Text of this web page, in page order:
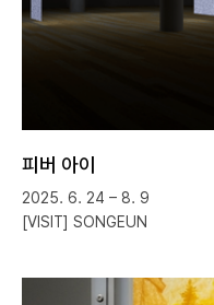
피버 아이
2025. 6. 24 – 8. 9
[VISIT] SONGEUN